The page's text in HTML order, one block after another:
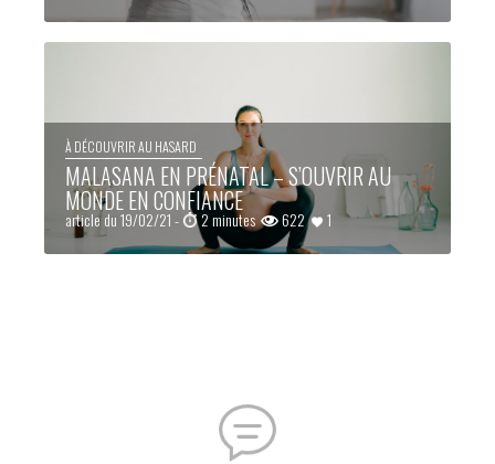
À DÉCOUVRIR AU HASARD
MALASANA EN PRÉNATAL – S’OUVRIR AU
MONDE EN CONFIANCE
article du 19/02/21 - 2 minutes 622 1